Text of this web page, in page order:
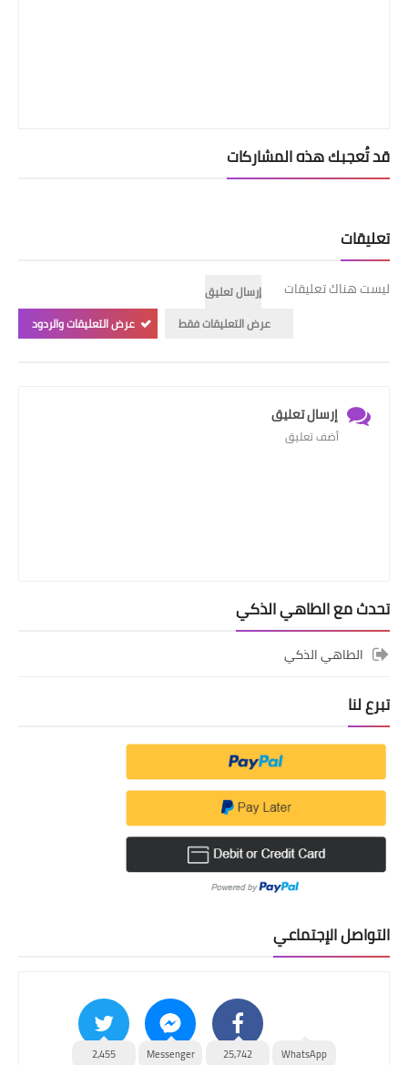
قد تُعجبك هذه المشاركات
تعليقات
ليست هناك تعليقات
إرسال تعليق
عرض التعليقات فقط
عرض التعليقات والردود
إرسال تعليق
أضف تعليق
تحدث مع الطاهي الذكي
الطاهي الذكي
تبرع لنا
التواصل الإجتماعي
WhatsApp
25,742
Messenger
2,455